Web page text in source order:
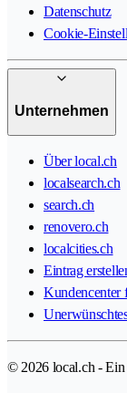
Datenschutz
Cookie-
Unternehmen
Über local.ch
localsearch.ch
search.ch
renovero.ch
localcities.ch
Eintrag
Kundencenter
© 2026 local.ch -